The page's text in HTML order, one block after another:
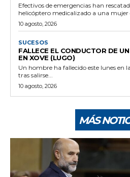
Efectivos de emergencias han
helicóptero medicalizado a una mujer
10 agosto, 2026
SUCESOS
FALLECE EL CONDUCTOR DE
EN XOVE (LUGO)
Un hombre ha fallecido este lunes en
tras salirse...
10 agosto, 2026
MÁS